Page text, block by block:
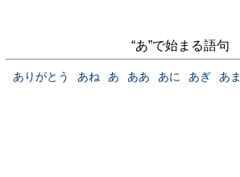
“あ”で始まる語句
ありがとう あね あ ああ あに あぎ あま